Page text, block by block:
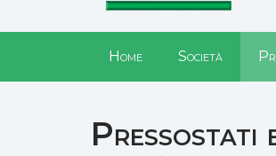
Home Società